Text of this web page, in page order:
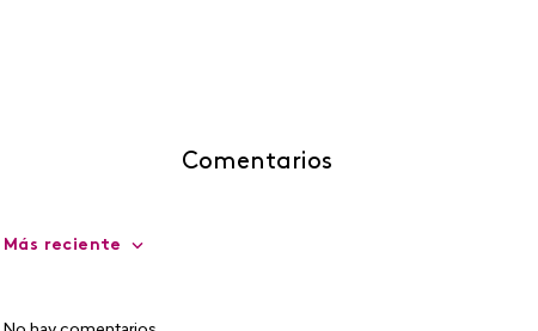
Comentarios
Más reciente